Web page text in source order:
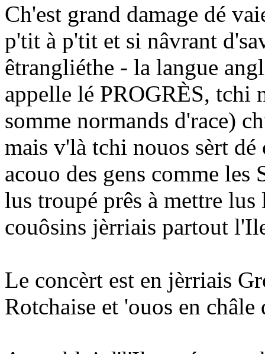
Ch'est grand damage dé
p'tit à p'tit et si nâvrant
êtrangliéthe - la langue
appelle lé PROGRÈS, tchi
somme normands d'race)
mais v'là tchi nouos sèrt
acouo des gens comme
lus troupé prês à mettre
couôsins jèrriais partout
Le concèrt est en jèrriais
Rotchaise et 'ouos en